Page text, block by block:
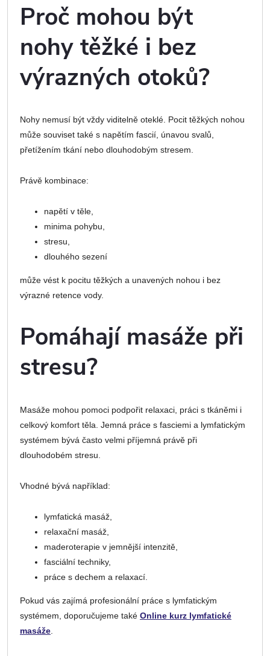
Proč mohou být
nohy těžké i bez
výrazných otoků?
Nohy nemusí být vždy viditelně oteklé. Pocit těžkých nohou
může souviset také s napětím fascií, únavou svalů,
přetížením tkání nebo dlouhodobým stresem.
Právě kombinace:
napětí v těle,
minima pohybu,
stresu,
dlouhého sezení
může vést k pocitu těžkých a unavených nohou i bez
výrazné retence vody.
Pomáhají masáže při
stresu?
Masáže mohou pomoci podpořit relaxaci, práci s tkáněmi i
celkový komfort těla. Jemná práce s fasciemi a lymfatickým
systémem bývá často velmi příjemná právě při
dlouhodobém stresu.
Vhodné bývá například:
lymfatická masáž,
relaxační masáž,
maderoterapie v jemnější intenzitě,
fasciální techniky,
práce s dechem a relaxací.
Pokud vás zajímá profesionální práce s lymfatickým
systémem, doporučujeme také Online kurz lymfatické
masáže